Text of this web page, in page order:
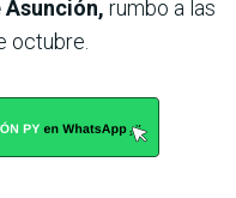
Asunción, rumbo a las
octubre.